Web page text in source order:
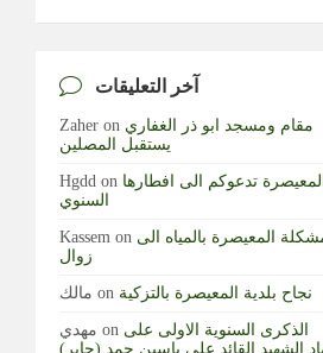
آخر التعليقات
Zaher on مقام ومسجد ابو ذر الغفاري
يستقبل المصلين
Hgdd on تدعوكم الى افطارها
السنوي
Kassem on المعيصرة بالمياه الى
زوال
مالك on نجاح بلدية المعيصرة بالتزكية
مهدي on الذكرى السنوية الاولى على
الشهيد القائد علي ياسين حمد (جابر)